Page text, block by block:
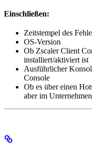
Einschließen:
Zeitstempel des
OS-Version
Ob Zscaler Client
installiert/aktiviert ist
Ausführlicher
Console
Ob es über einen
aber im